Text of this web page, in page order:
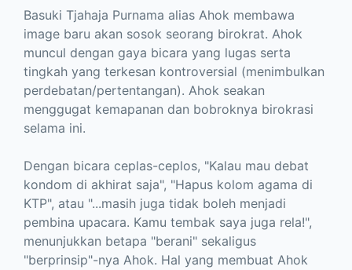
Basuki Tjahaja Purnama alias Ahok membawa
image baru akan sosok seorang birokrat. Ahok
muncul dengan gaya bicara yang lugas serta
tingkah yang terkesan kontroversial (menimbulkan
perdebatan/pertentangan). Ahok seakan
menggugat kemapanan dan bobroknya birokrasi
selama ini.
Dengan bicara ceplas-ceplos, "Kalau mau debat
kondom di akhirat saja", "Hapus kolom agama di
KTP", atau "...masih juga tidak boleh menjadi
pembina upacara. Kamu tembak saya juga rela!",
menunjukkan betapa "berani" sekaligus
"berprinsip"-nya Ahok. Hal yang membuat Ahok